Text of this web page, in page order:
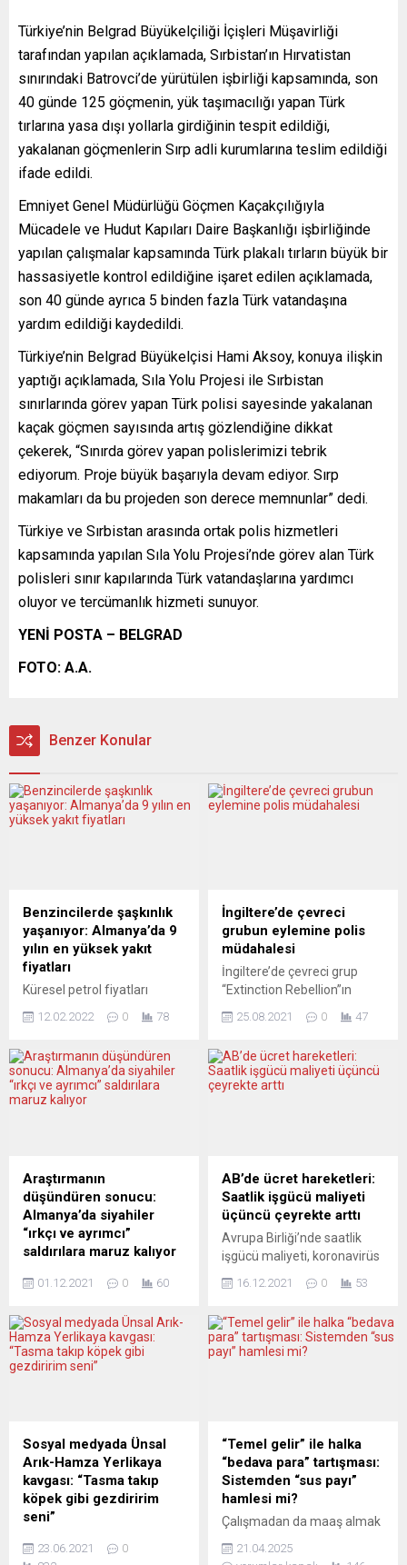
Türkiye’nin Belgrad Büyükelçiliği İçişleri Müşavirliği
tarafından yapılan açıklamada, Sırbistan’ın Hırvatistan
sınırındaki Batrovci’de yürütülen işbirliği kapsamında, son
40 günde 125 göçmenin, yük taşımacılığı yapan Türk
tırlarına yasa dışı yollarla girdiğinin tespit edildiği,
yakalanan göçmenlerin Sırp adli kurumlarına teslim edildiği
ifade edildi.
Emniyet Genel Müdürlüğü Göçmen Kaçakçılığıyla
Mücadele ve Hudut Kapıları Daire Başkanlığı işbirliğinde
yapılan çalışmalar kapsamında Türk plakalı tırların büyük bir
hassasiyetle kontrol edildiğine işaret edilen açıklamada,
son 40 günde ayrıca 5 binden fazla Türk vatandaşına
yardım edildiği kaydedildi.
Türkiye’nin Belgrad Büyükelçisi Hami Aksoy, konuya ilişkin
yaptığı açıklamada, Sıla Yolu Projesi ile Sırbistan
sınırlarında görev yapan Türk polisi sayesinde yakalanan
kaçak göçmen sayısında artış gözlendiğine dikkat
çekerek, “Sınırda görev yapan polislerimizi tebrik
ediyorum. Proje büyük başarıyla devam ediyor. Sırp
makamları da bu projeden son derece memnunlar” dedi.
Türkiye ve Sırbistan arasında ortak polis hizmetleri
kapsamında yapılan Sıla Yolu Projesi’nde görev alan Türk
polisleri sınır kapılarında Türk vatandaşlarına yardımcı
oluyor ve tercümanlık hizmeti sunuyor.
YENİ POSTA – BELGRAD
FOTO: A.A.
Benzer Konular
Benzincilerde şaşkınlık
yaşanıyor: Almanya’da 9
yılın en yüksek yakıt
fiyatları
Küresel petrol fiyatları
sürdürürken, Almanya’da
doldurduklarında rekor
benzin ve dizel fiyatları ile
karşı karşıya kalıyor.
beri en yüksek seviyesine
ulaştı. Ülkede petrol, elektrik
ve gaz fiyatlarının
artmasıyla pahalı enerji
birçok hane...
12.02.2022 0 78
İngiltere’de çevreci
grubun eylemine polis
müdahalesi
İngiltere’de çevreci grup
“Extinction Rebellion”ın
etti. Başkent Londra’da
Meydanı’nda toplanan
binlerce gösterici ellerinde
taşıyarak dans etti. Ana
yolda oturma eylemi yapan
çok sayıda gösterici ise
trafik akışını durdurdu.
Ellerini yapıştırıcıyla asfalta
yapıştırarak...
25.08.2021 0 47
Araştırmanın
düşündüren sonucu:
Almanya’da siyahiler
“ırkçı ve ayrımcı”
saldırılara maruz kalıyor
bir araştırma, ülkede
insanlara günlük yaşam
başta olmak üzere, iş
sahası, kiralık ev bulma gibi
One Teach One ve Citizens
for Europe tarafından
Almanya’da yaşayan
yaklaşık 6 bin siyahiyle
yapılan görüşmeler
01.12.2021 0 60
AB’de ücret hareketleri:
Saatlik işgücü maliyeti
üçüncü çeyrekte arttı
Avrupa Birliği’nde saatlik
işgücü maliyeti, koronavirüs
yumuşadığı üçüncü
dönemine göre yüzde 2,9
yükseldi. Avrupa İstatistik
Buna göre, 19 üyeli Avro
Bölgesi’nde saatlik işgücü
maliyetleri, üçüncü çeyrekte
geçen yılın aynı dönemine
16.12.2021 0 53
Sosyal medyada Ünsal
Arık-Hamza Yerlikaya
kavgası: “Tasma takıp
köpek gibi gezdiririm
seni”
Arık, Türkiye’den yapılan bir
23.06.2021
0
“Temel gelir” ile halka
“bedava para” tartışması:
Sistemden “sus payı”
hamlesi mi?
Çalışmadan da maaş almak
radikal sorunun peşinden
21.04.2025